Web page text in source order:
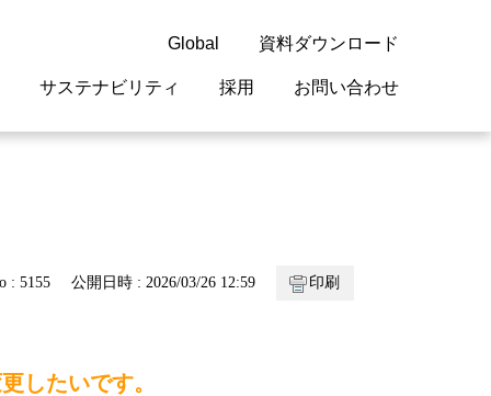
Global
閉じる
資料ダウンロード
サステナビリティ 採用 お問い合わせ
: 5155 公開日時 : 2026/03/26 12:59 印刷
したいです。